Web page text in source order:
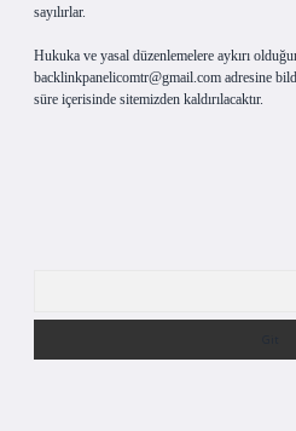
sayılırlar.
Hukuka ve yasal düzenlemelere aykırı
backlinkpanelicomtr@gmail.com adresine
süre içerisinde sitemizden kaldırılacaktır.